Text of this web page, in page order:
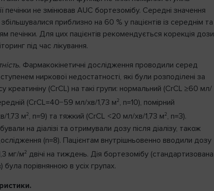
печінки не змінював AUC бортезомібу. Середні значення
приблизно на 60 % у пацієнтів із середнім та
печінки. Для цих пацієнтів рекомендується корекція дози
під час лікування.
Фармакокінетичні дослідження проводили серед
ступенем ниркової недостатності, які були розподілені за
креатиніну (CrCL) на такі групи: нормальний (CrCL ≥60 мл/
(CrCL=40−59 мл/хв/1,73 м2, n=10), помірний
1,73 м2, n=9) та тяжкий (CrCL <20 мл/хв/1,73 м2, n=3).
на діалізі та отримували дозу після діалізу, також
(n=8). Пацієнтам внутрішньовенно вводили дозу
мг/м2 двічі на тиждень. Дія бортезомібу (стандартизована
) була порівнянною в усіх групах.